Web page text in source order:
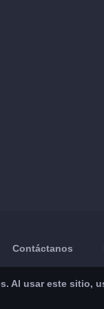
Contáctanos
Al usar este sitio,